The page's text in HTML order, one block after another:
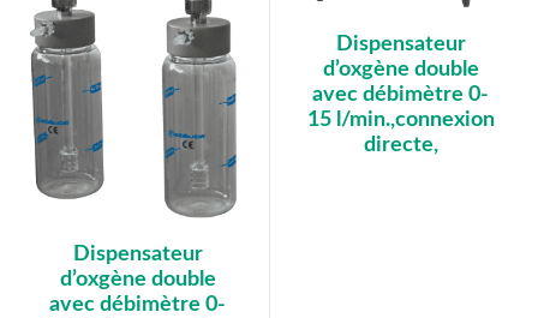
Dispensateur
d’oxgène double
avec débimètre 0-
Dispensateur
d’oxgène double
avec débimètre 0-
15 l/min.,connexion
directe,